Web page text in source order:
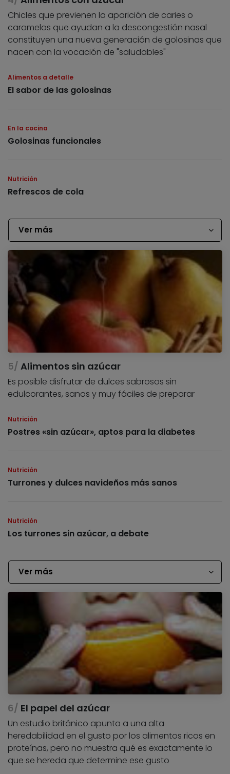
Chicles que previenen la aparición de caries o
caramelos que ayudan a la descongestión nasal
constituyen una nueva generación de golosinas que
nacen con la vocación de "saludables"
Alimentos a detalle
El sabor de las golosinas
En la cocina
Golosinas funcionales
Nutrición
Refrescos de cola
Ver más
Alimentos sin azúcar
Es posible disfrutar de dulces sabrosos sin
edulcorantes, sanos y muy fáciles de preparar
Nutrición
Postres «sin azúcar», aptos para la diabetes
Nutrición
Turrones y dulces navideños más sanos
Nutrición
Los turrones sin azúcar, a debate
Ver más
El papel del azúcar
Un estudio británico apunta a una alta
heredabilidad en el gusto por los alimentos ricos en
proteínas, pero no muestra qué es exactamente lo
que se hereda que determine ese gusto